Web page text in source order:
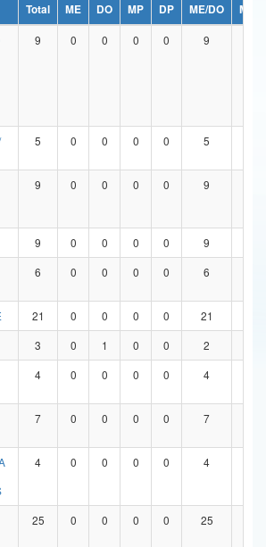
Inovações e Comunicações
Regional
e dos Direitos Humanos
Total ME DO MP DP ME/DO
MP/
9 0 0 0 0 9
5 0 0 0 0 5
9 0 0 0 0 9
9 0 0 0 0 9
6 0 0 0 0 6
21 0 0 0 0 21
3 0 1 0 0 2
4 0 0 0 0 4
7 0 0 0 0 7
4 0 0 0 0 4
25 0 0 0 0 25